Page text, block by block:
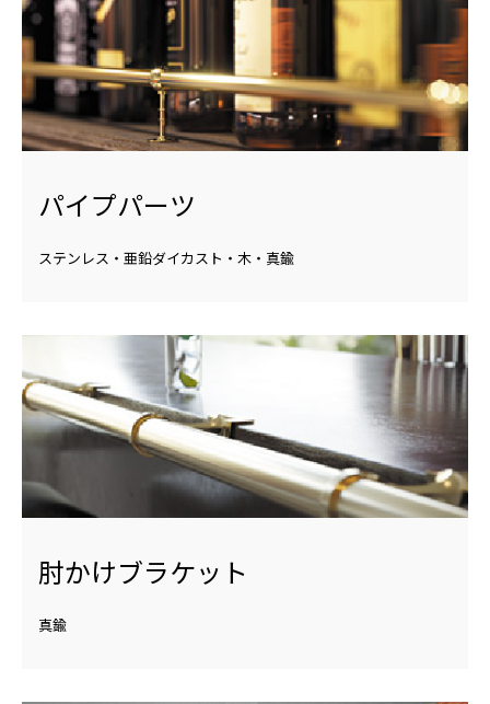
パイプパーツ
ステンレス・亜鉛ダイカスト・木・真鍮
肘かけブラケット
真鍮